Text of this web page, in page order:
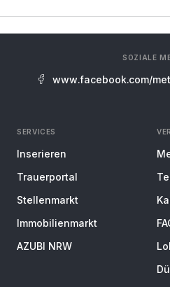
SOZIALE
www.facebook.com/
SERVICES
Inserieren
Trauerportal
Stellenmarkt
Immobilienmarkt
AZUBI NRW